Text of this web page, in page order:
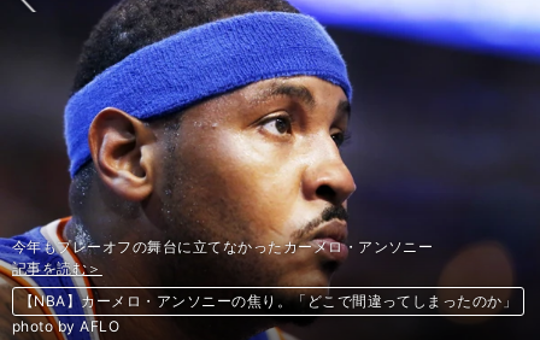
バ
今年もプレーオフの舞台に立てなかったカーメロ・アンソニー
記事を読む＞
【NBA】カーメロ・アンソニーの焦り。「どこで間違ってしまったのか」
photo by AFLO
記事を読む＞
メジャーで絶好調、マエケンに襲いかかる５人の要注意バッター
記事を読む＞
初戦はベンチも、ミラン新監督ブロッキは「本田圭佑の印象はとてもい
い」
記事を読む＞
３年目の初勝利。ドラフト６位を育成した「二木康太プロジェクト」
記事を読む＞
リオ五輪金メダル有力種目。50km競歩・谷井孝行が描くＶロード
記事を読む＞
J2復帰したばかりで堂々２位。町田ゼルビアの強さは「本物」か
前へ